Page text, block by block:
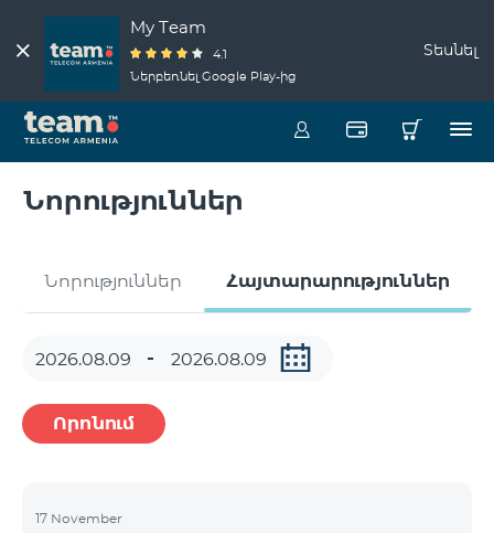
My Team
4.1
Ներբեռնել Google Play-ից
Տեսնել
Նորություններ
Նորություններ Հայտարարություններ
Որոնում
17 November